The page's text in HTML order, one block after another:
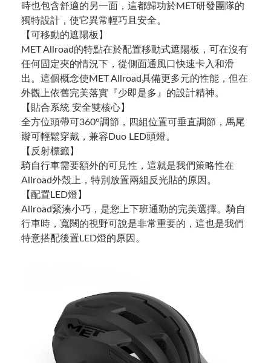
時也包含舒適的另一面，這都歸功於MET研發團隊的
獨特設計，使它異常輕巧且安全。
【可移動的遮陽板】
MET Allroad的特點在於配置移動式遮陽板，可在沒有
任何固定夾的情況下，從側面通風口快速卡入和滑
出。這個概念使MET Allroad具備更多元的性能，但在
外觀上依舊完美落實『少即是多』的設計精神。
【貼合系統 安全雙核心】
全方位頭帶可360°調節，四組位置可垂直調節，馬尾
辮可輕鬆穿戴，兼容Duo LED頭燈。
【反射標籤】
騎自行車需要額外的可見性，這就是我們策略性在
Allroad外殼上，特別放置兩組反光貼的原因。
【配置LED燈】
Allroad緊湊小巧，是您上下班通勤的完美選擇。騎自
行車時，寬闊的視野可說是非常重要的，這也是我們
特意搭配後置LED燈的原因。